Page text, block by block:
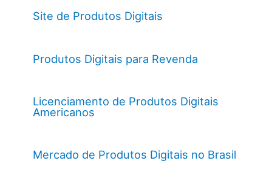
Site de Produtos Digitais
Produtos Digitais para Revenda
Licenciamento de Produtos Digitais
Americanos
Mercado de Produtos Digitais no Brasil